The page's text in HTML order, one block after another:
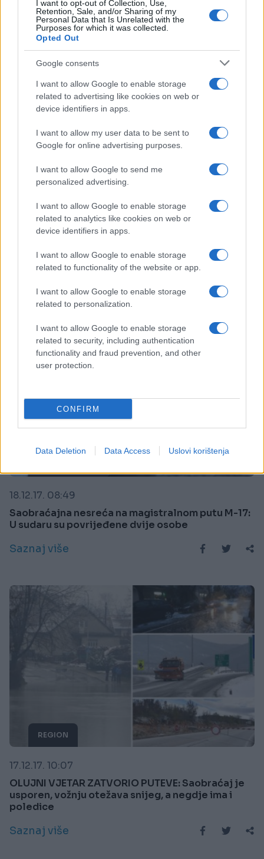
I want to opt-out of Collection, Use,
Retention, Sale, and/or Sharing of my
Personal Data that Is Unrelated with the
Purposes for which it was collected.
Opted Out
Google consents
I want to allow Google to enable storage
related to advertising like cookies on web or
device identifiers in apps.
I want to allow my user data to be sent to
Google for online advertising purposes.
I want to allow Google to send me
personalized advertising.
I want to allow Google to enable storage
related to analytics like cookies on web or
device identifiers in apps.
I want to allow Google to enable storage
related to functionality of the website or app.
I want to allow Google to enable storage
related to personalization.
I want to allow Google to enable storage
related to security, including authentication
functionality and fraud prevention, and other
user protection.
CONFIRM
Data Deletion Data Access Uslovi korištenja
REGION
02.01.18. 09:24
VOZAČI OPREZ! STRPLJIVO ZA VOLANOM AKO SE
putevima i granicama, kiša otežava saobraćaj
18.12.17. 08:49
Saobraćajna nesreća na magistralnom putu M-17:
U sudaru su povrijeđene dvije osobe
Saznaj više
REGION
17.12.17. 10:07
OLUJNI VJETAR ZATVORIO PUTEVE: Saobraćaj je
usporen, vožnju otežava snijeg, a negdje ima i
poledice
Saznaj više